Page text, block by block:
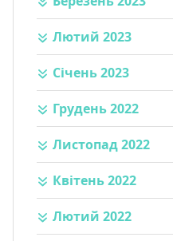
Лютий 2023
Січень 2023
Грудень 2022
Листопад 2022
Квітень 2022
Лютий 2022